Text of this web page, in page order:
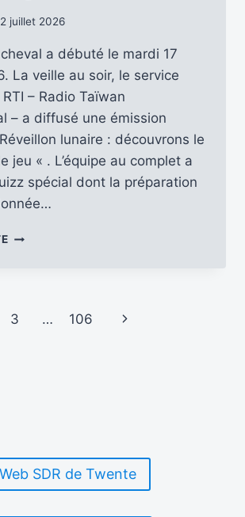
juillet 2026
cheval a débuté le mardi 17
La veille au soir, le service
– Radio Taïwan
– a diffusé une émission
lunaire : découvrons le
jeu « . L’équipe au complet a
spécial dont la préparation
ENRICHISSEZ
CHEVAL
3 … 106
Page
Web SDR de Twente